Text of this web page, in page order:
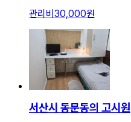
관리비 30,000원
서산시 동문동의 고시원